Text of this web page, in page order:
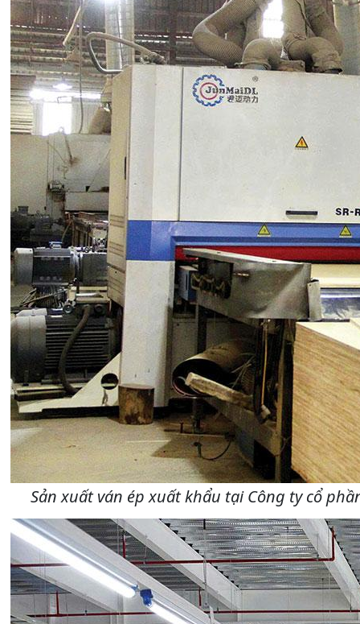
Sản xuất ván ép xuất khẩu tại Công ty cổ